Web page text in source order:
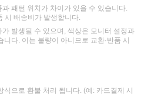
패턴 위치가 차이가 있을 수 있습니다.
시 배송비가 발생합니다.
발생될 수 있으며, 색상은 모니터 설정과
다. 이는 불량이 아니므로 교환·반품 시
으로 환불 처리 됩니다. (예: 카드결제 시